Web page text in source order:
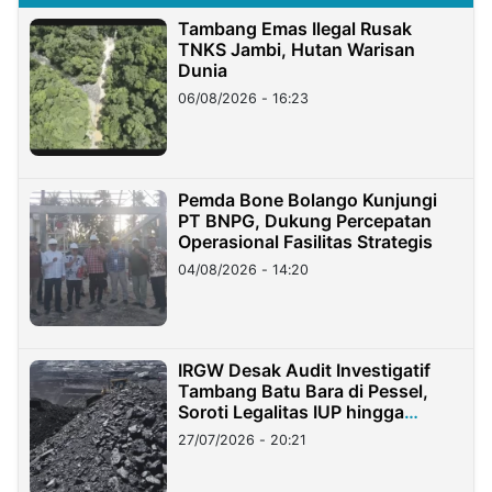
Tambang Emas Ilegal Rusak
TNKS Jambi, Hutan Warisan
Dunia
06/08/2026 - 16:23
Pemda Bone Bolango Kunjungi
PT BNPG, Dukung Percepatan
Operasional Fasilitas Strategis
04/08/2026 - 14:20
IRGW Desak Audit Investigatif
Tambang Batu Bara di Pessel,
Soroti Legalitas IUP hingga
Stockpile
27/07/2026 - 20:21